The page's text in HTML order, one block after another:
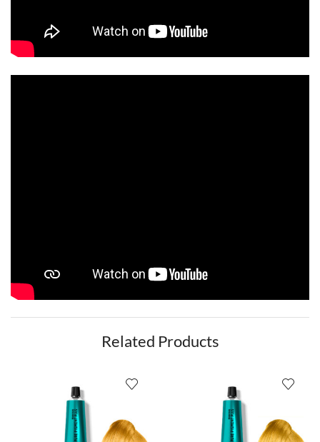
Related Products